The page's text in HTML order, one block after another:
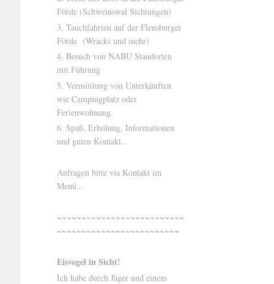
Förde (Schweinswal Sichtungen)
3. Tauchfahrten auf der Flensburger
Förde (Wracks und mehr)
4. Besuch von NABU Standorten
mit Führung
5. Vermittlung von Unterkünften
wie Campingplatz oder
Ferienwohnung.
6. Spaß, Erholung, Informationen
und guten Kontakt..
Anfragen bitte via Kontakt im
Menü...
~~~~~~~~~~~~~~~~~~~~~~~~~~
~~~~~~~~~~~~~~~~~~~~~~~~~
Eisvogel in Sicht!
Ich habe durch Jäger und einem